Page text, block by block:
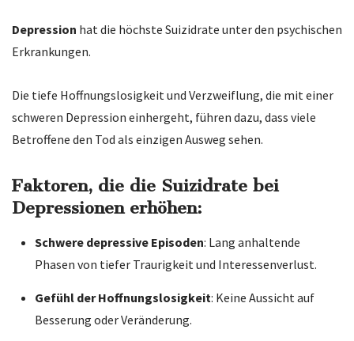
Depression hat die höchste Suizidrate unter den psychischen
Erkrankungen.
Die tiefe Hoffnungslosigkeit und Verzweiflung, die mit einer
schweren Depression einhergeht, führen dazu, dass viele
Betroffene den Tod als einzigen Ausweg sehen.
Faktoren, die die Suizidrate bei
Depressionen erhöhen:
Schwere depressive Episoden: Lang anhaltende
Phasen von tiefer Traurigkeit und Interessenverlust.
Gefühl der Hoffnungslosigkeit: Keine Aussicht auf
Besserung oder Veränderung.